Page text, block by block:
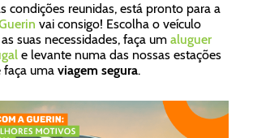
condições reunidas, está pronto para a
vai consigo! Escolha o veículo
suas necessidades, faça um aluguer
e levante numa das nossas estações
faça uma viagem segura.